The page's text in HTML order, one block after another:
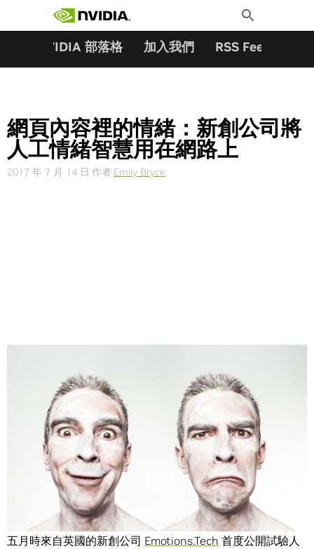
Toggle
Search
NVIDIA 部落格 加入我們 RSS Feeds
網頁內容裡的情緒：新創公司將
人工情緒智慧用在網路上
2017 年 7 月 14 日 作者 Emily Bryce
文字、影片、圖片、聲音，我們搜尋著網路上的各種內容，
而現在一家新創公司致力於加入另一種截然不同的搜尋內
容：情緒。
五月時來自英國的新創公司 Emotions.Tech 首度公開試驗人